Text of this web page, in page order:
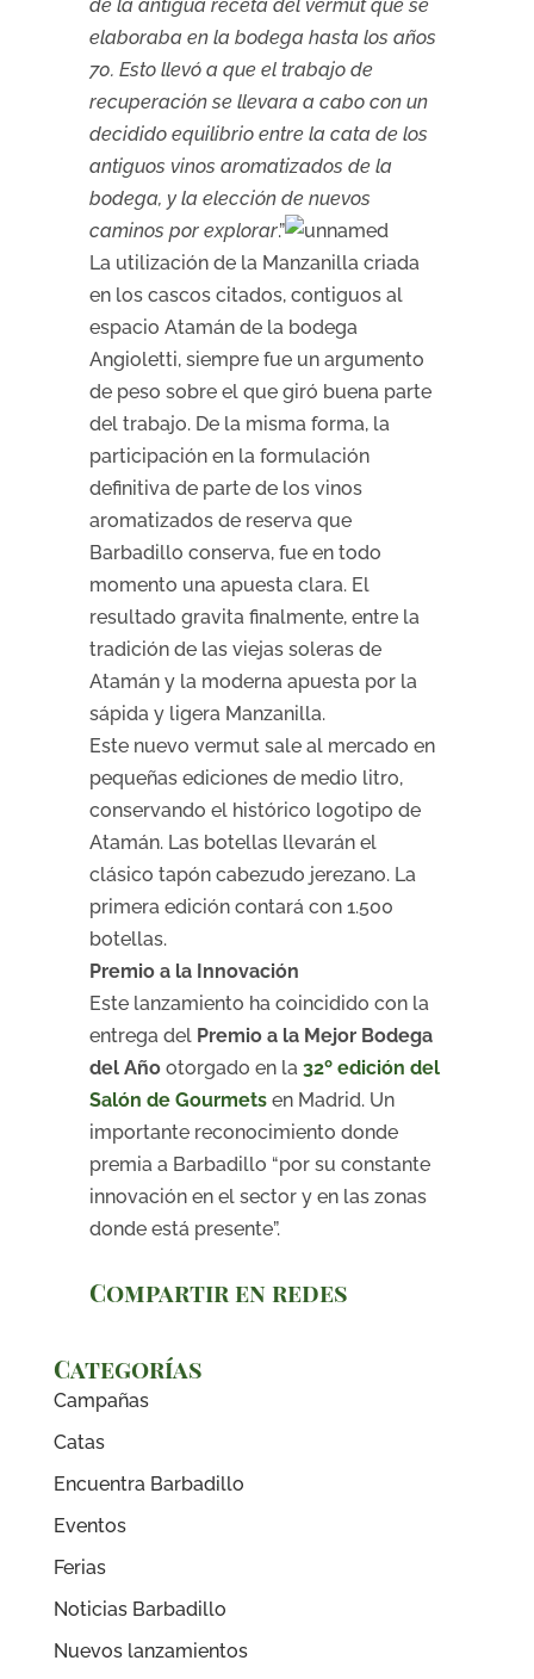
de la antigua receta del vermut que se
elaboraba en la bodega hasta los años
70. Esto llevó a que el trabajo de
recuperación se llevara a cabo con un
decidido equilibrio entre la cata de los
antiguos vinos aromatizados de la
bodega, y la elección de nuevos
caminos por explorar.”
La utilización de la Manzanilla criada
en los cascos citados, contiguos al
espacio Atamán de la bodega
Angioletti, siempre fue un argumento
de peso sobre el que giró buena parte
del trabajo. De la misma forma, la
participación en la formulación
definitiva de parte de los vinos
aromatizados de reserva que
Barbadillo conserva, fue en todo
momento una apuesta clara. El
resultado gravita finalmente, entre la
tradición de las viejas soleras de
Atamán y la moderna apuesta por la
sápida y ligera Manzanilla.
Este nuevo vermut sale al mercado en
pequeñas ediciones de medio litro,
conservando el histórico logotipo de
Atamán. Las botellas llevarán el
clásico tapón cabezudo jerezano. La
primera edición contará con 1.500
botellas.
Premio a la Innovación
Este lanzamiento ha coincidido con la
entrega del Premio a la Mejor Bodega
del Año otorgado en la 32º edición del
Salón de Gourmets en Madrid. Un
importante reconocimiento donde
premia a Barbadillo “por su constante
innovación en el sector y en las zonas
donde está presente”.
Compartir en redes
Categorías
Campañas
Catas
Encuentra Barbadillo
Eventos
Ferias
Noticias Barbadillo
Nuevos lanzamientos